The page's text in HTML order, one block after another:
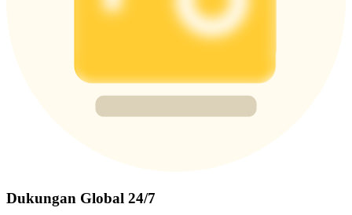
Dukungan Global 24/7